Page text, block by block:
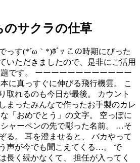
のサクラの仕草
っす(*´ω｀*)ﾎﾟｯ この時期にぴった
いただきましたので、是非にご活用
です。 ーーーーーーーーーーーー
に真っすぐに伸びる飛行機雲。 こ
取れるのも今日が最後。 カウント
まったみんなで作ったお手製のカレ
「おめでとう」の文字。 空っぽに
ャーペンの先で彫った名前。 …そ
る。 耳を澄ませると、 バカやって
声が今でも聞こえてくる…。 で
長く続かなくて、 担任が入ってく